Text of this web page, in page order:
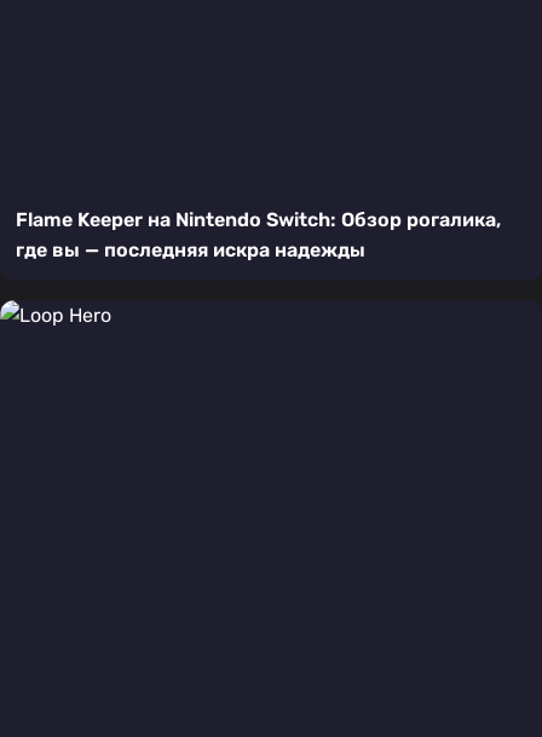
Flame Keeper на Nintendo Switch: Обзор рогалика,
где вы — последняя искра надежды